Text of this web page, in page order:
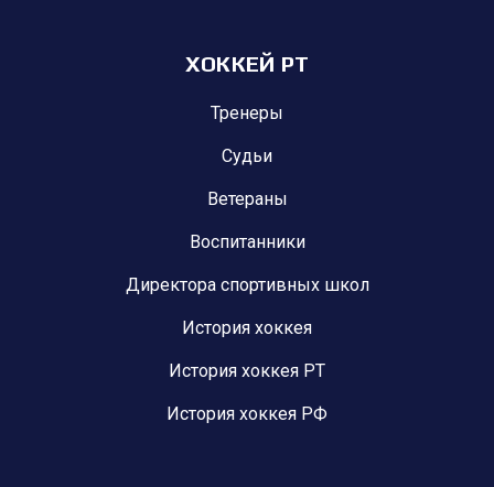
ХОККЕЙ РТ
Тренеры
Судьи
Ветераны
Воспитанники
Директора спортивных школ
История хоккея
История хоккея РТ
История хоккея РФ